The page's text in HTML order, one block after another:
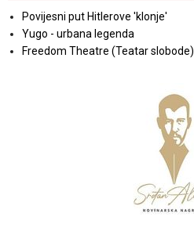
Povijesni put Hitlerove 'klonje'
Yugo - urbana legenda
Freedom Theatre (Teatar slobode)